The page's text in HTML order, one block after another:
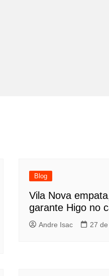
Blog
Vila Nova
garante Higo no
Andre Isac 27